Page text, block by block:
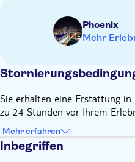
verlängern.
Phoenix
Mehr
Sie erhalten eine Erstattung
zu 24 Stunden vor Ihrem
Mehr erfahren
Inbegriffen